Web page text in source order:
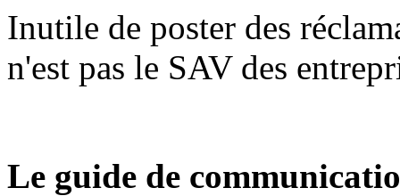
Inutile de poster des
n'est pas le SAV des
Le guide de